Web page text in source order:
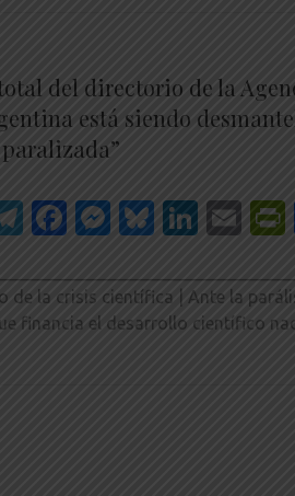
del directorio de la
está siendo
Telegram
Facebook
Messenger
Bluesky
de la crisis científica | Ante la
financia el desarrollo científico